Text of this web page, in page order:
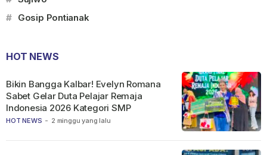
# Gosip Pontianak
HOT NEWS
HOT NEWS - 2 minggu yang lalu
Bikin Bangga Kalbar! Evelyn Romana
Sabet Gelar Duta Pelajar Remaja
Indonesia 2026 Kategori SMP